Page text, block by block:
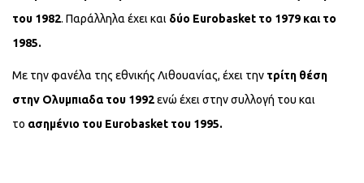
του 1982. Παράλληλα έχει και δύο Eurobasket το 1979 και το
1985.
Με την φανέλα της εθνικής Λιθουανίας, έχει την τρίτη θέση
στην Ολυμπιαδα του 1992ενώ έχει στην συλλογή του και
το ασημένιο του Eurobasket του 1995.